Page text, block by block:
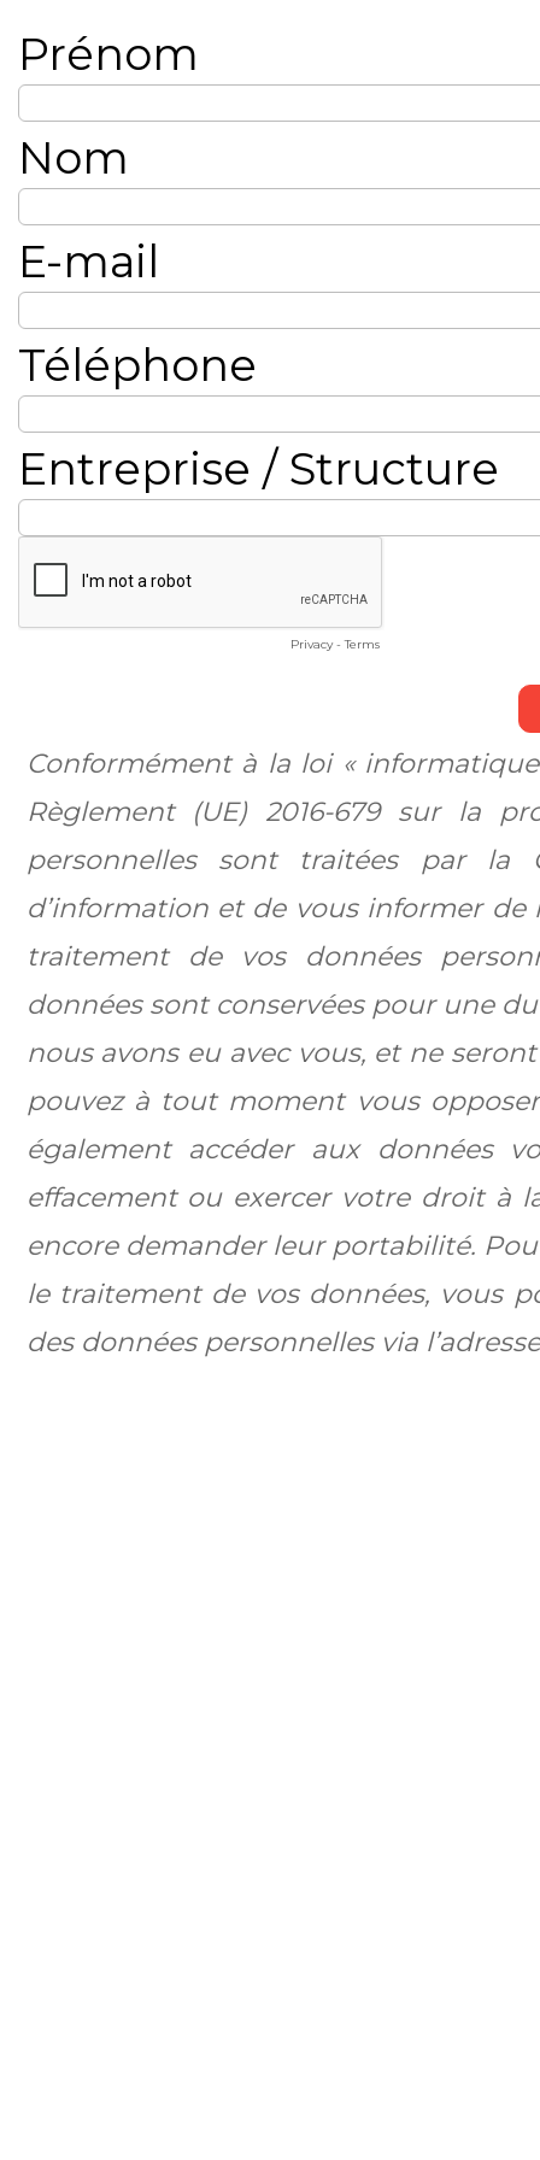
Prénom
Nom
E-mail
Téléphone
Entreprise / Structure
Privacy-Terms
Conformément à la loi «
Règlement (UE) 2016-679 sur la
personnelles sont traitées par
d’information et de vous informer
traitement de vos données
données sont conservées pour une
nous avons eu avec vous, et ne
pouvez à tout moment vous
également accéder aux données
effacement ou exercer votre droit à
encore demander leur portabilité.
le traitement de vos données, vous
des données personnelles via